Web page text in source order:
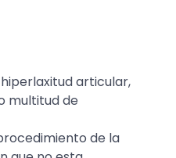
articular,
multitud de
de la